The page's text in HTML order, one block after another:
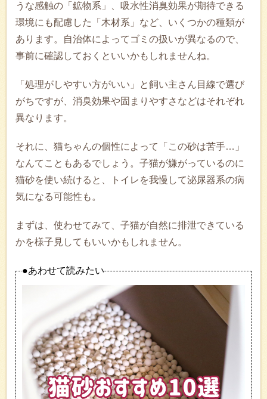
うな感触の「鉱物系」、吸水性消臭効果が期待できる
環境にも配慮した「木材系」など、いくつかの種類が
あります。自治体によってゴミの扱いが異なるので、
事前に確認しておくといいかもしれませんね。
「処理がしやすい方がいい」と飼い主さん目線で選び
がちですが、消臭効果や固まりやすさなどはそれぞれ
異なります。
それに、猫ちゃんの個性によって「この砂は苦手…」
なんてこともあるでしょう。子猫が嫌がっているのに
猫砂を使い続けると、トイレを我慢して泌尿器系の病
気になる可能性も。
まずは、使わせてみて、子猫が自然に排泄できている
かを様子見してもいいかもしれません。
●あわせて読みたい